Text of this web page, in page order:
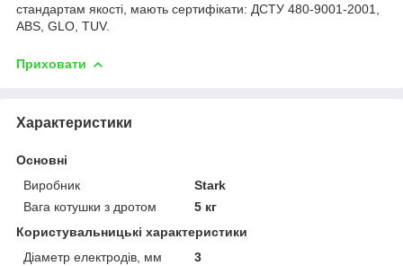
стандартам якості, мають сертифікати: ДСТУ 480-9001-2001,
ABS, GLO, TUV.
Приховати
Характеристики
Основні
Виробник
Stark
Вага котушки з дротом
5 кг
Користувальницькі характеристики
Діаметр електродів, мм
3